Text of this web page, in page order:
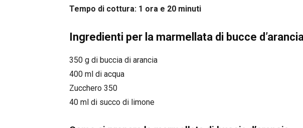
Tempo di cottura: 1 ora e 20 minuti
Ingredienti per la marmellata di bucce d’arancia
350 g di buccia di arancia
400 ml di acqua
Zucchero 350
40 ml di succo di limone